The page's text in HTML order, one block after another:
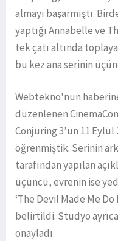
almayı başarmıştı.
yaptığı Annabelle ve
tek çatı altında
bu kez ana serinin
Webtekno'nun
düzenlenen
Conjuring 3’ün 11
öğrenmiştik. Serinin
tarafından yapılan
üçüncü, evrenin ise
‘The Devil Made Me Do
belirtildi. Stüdyo
onayladı.